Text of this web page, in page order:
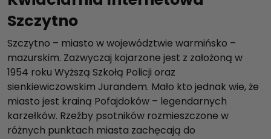
Szczytno
Szczytno – miasto w województwie warmińsko –
mazurskim. Zazwyczaj kojarzone jest z założoną w
1954 roku Wyższą Szkołą Policji oraz
sienkiewiczowskim Jurandem. Mało kto jednak wie, że
miasto jest krainą Pofajdoków – legendarnych
karzełków. Rzeźby psotników rozmieszczone w
różnych punktach miasta zachęcają do